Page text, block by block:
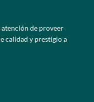
de proveer
calidad y prestigio a